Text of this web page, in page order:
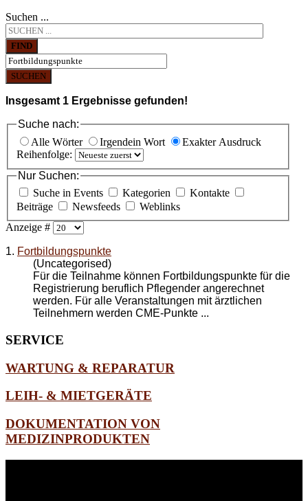
Suchen ...
FIND
SUCHEN
Insgesamt 1 Ergebnisse gefunden!
Suche nach:
Alle Wörter
Irgendein Wort
Exakter Ausdruck
Reihenfolge:
Nur Suchen:
Suche in Events
Kategorien
Kontakte
Beiträge
Newsfeeds
Weblinks
Anzeige #
1. Fortbildungspunkte
(Uncategorised)
Für die Teilnahme können Fortbildungspunkte für die
Registrierung beruflich Pflegender angerechnet
werden. Für alle Veranstaltungen mit ärztlichen
Teilnehmern werden CME-Punkte ...
SERVICE
WARTUNG & REPARATUR
LEIH- & MIETGERÄTE
DOKUMENTATION VON
MEDIZINPRODUKTEN